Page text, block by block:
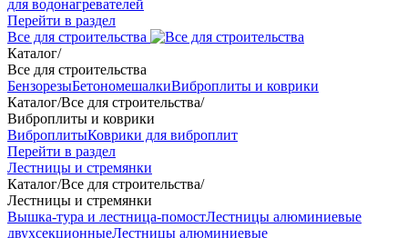
для водонагревателей
Перейти в раздел
Все для строительства
Каталог/
Все для строительства
БензорезыБетономешалкиВиброплиты и коврики
Каталог/Все для строительства/
Виброплиты и коврики
ВиброплитыКоврики для виброплит
Перейти в раздел
Лестницы и стремянки
Каталог/Все для строительства/
Лестницы и стремянки
Вышка-тура и лестница-помостЛестницы алюминиевые
двухсекционныеЛестницы алюминиевые